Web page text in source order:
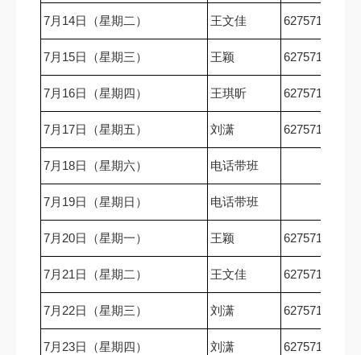
7月14日（星期二） 王文佳 62757167
7月15日（星期三） 王颖 62757167
7月16日（星期四） 王琪昕 62757167
7月17日（星期五） 刘潇 62757167
7月18日（星期六） 电话带班
7月19日（星期日） 电话带班
7月20日（星期一） 王颖 62757167
7月21日（星期二） 王文佳 62757167
7月22日（星期三） 刘潇 62757167
7月23日（星期四） 刘潇 62757167